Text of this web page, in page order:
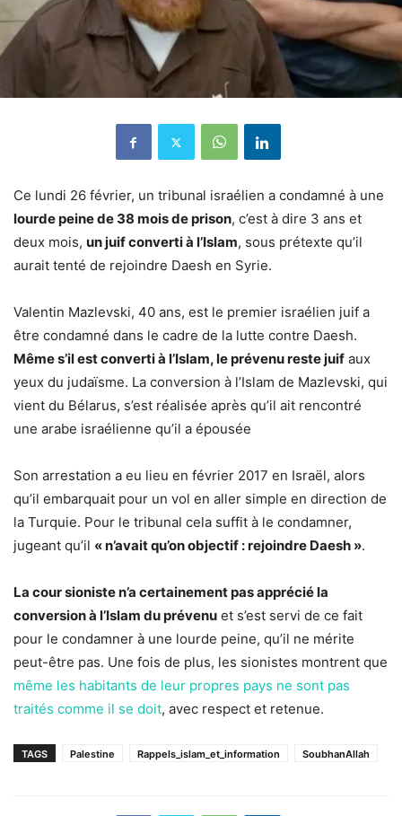
Ce lundi 26 février, un tribunal israélien a condamné à une
lourde peine de 38 mois de prison, c’est à dire 3 ans et
deux mois, un juif converti à l’Islam, sous prétexte qu’il
aurait tenté de rejoindre Daesh en Syrie.
Valentin Mazlevski, 40 ans, est le premier israélien juif a
être condamné dans le cadre de la lutte contre Daesh.
Même s’il est converti à l’Islam, le prévenu reste juif aux
yeux du judaïsme. La conversion à l’Islam de Mazlevski, qui
vient du Bélarus, s’est réalisée après qu’il ait rencontré
une arabe israélienne qu’il a épousée
Son arrestation a eu lieu en février 2017 en Israël, alors
qu’il embarquait pour un vol en aller simple en direction de
la Turquie. Pour le tribunal cela suffit à le condamner,
jugeant qu’il « n’avait qu’on objectif : rejoindre Daesh ».
La cour sioniste n’a certainement pas apprécié la
conversion à l’Islam du prévenu et s’est servi de ce fait
pour le condamner à une lourde peine, qu’il ne mérite
peut-être pas. Une fois de plus, les sionistes montrent que
même les habitants de leur propres pays ne sont pas
traités comme il se doit, avec respect et retenue.
TAGS Palestine Rappels_islam_et_information SoubhanAllah